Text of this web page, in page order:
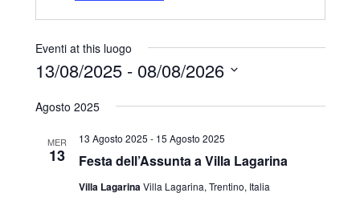
i
r
z
o
Eventi at this luogo
13/08/2025 - 08/08/2026
e
Agosto 2025
MER
13 Festa dell’Assunta a Villa Lagarina
13 Agosto 2025 - 15 Agosto 2025
Villa LagarinaVilla Lagarina, Trentino, Italia